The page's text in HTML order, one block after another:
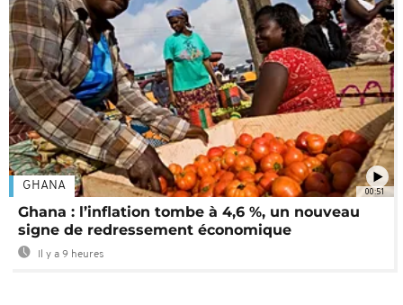
00:51
GHANA
Ghana : l’inflation tombe à 4,6 %, un nouveau
signe de redressement économique
Il y a 9 heures